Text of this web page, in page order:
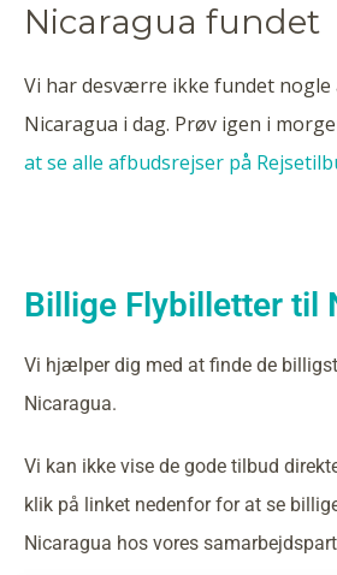
Nicaragua fundet
Vi har desværre ikke fundet
Nicaragua i dag. Prøv igen i
at se alle afbudsrejser på
Billige Flybilletter til
Vi hjælper dig med at finde de
Nicaragua.
Vi kan ikke vise de gode tilbud
klik på linket nedenfor for at se
Nicaragua hos vores